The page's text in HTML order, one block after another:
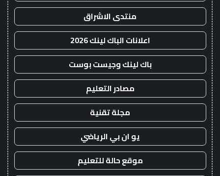
منتدى الاشراق
اعلانات الباك لينك 2026
باك لينك وجيست بوست
مصادر التعليم
مجلة تقنية
يو ان بي الرياضي
موقع حالة للتعليم